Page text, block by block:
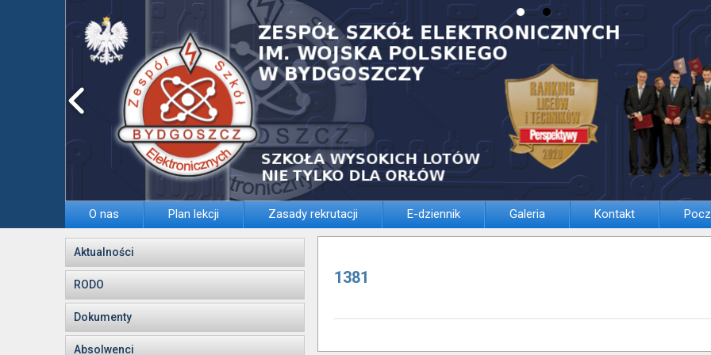
O nas Plan lekcji Zasady rekrutacji E-dziennik Galeria Kontakt
Aktualności
RODO
Dokumenty
Absolwenci
1381